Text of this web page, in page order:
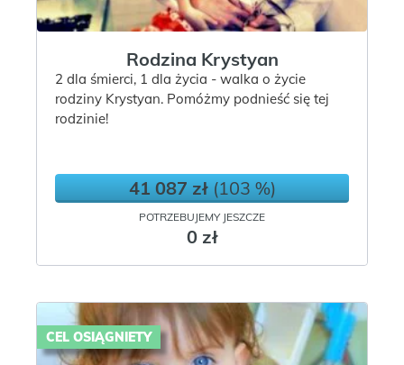
Rodzina Krystyan
2 dla śmierci, 1 dla życia - walka o życie
rodziny Krystyan. Pomóżmy podnieść się tej
rodzinie!
41 087 zł(103 %)
POTRZEBUJEMY JESZCZE
0 zł
CEL OSIĄGNIETY